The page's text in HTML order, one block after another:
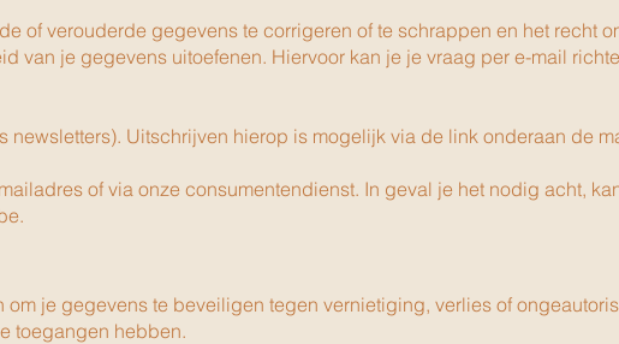
of verouderde gegevens te corrigeren of te schrappen en het recht
van je gegevens uitoefenen. Hiervoor kan je je vraag per e-mail
Uitschrijven hierop is mogelijk via de link onderaan de
of via onze consumentendienst. In geval je het nodig acht,
.
je gegevens te beveiligen tegen vernietiging, verlies of
toegangen hebben.